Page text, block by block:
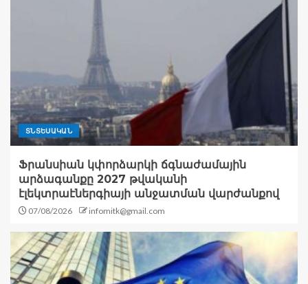
ՏՆՏԵՍԱԿԱՆ
Ֆրանսիան կփորձարկի ճգնաժամային
արձագանքը 2027 թվականի
էլեկտրաէներգիայի անջատման վարժանքով
07/08/2026 infomitk@gmail.com